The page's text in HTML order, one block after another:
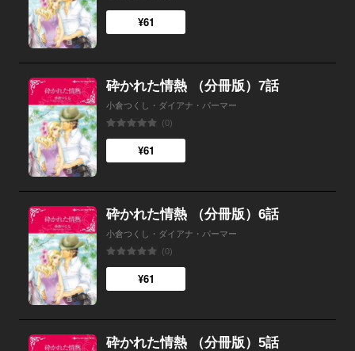
¥61
砕かれた情熱 （分冊版）7話
小倉つくし・ダイアナ・パーマー
(0)
¥61
砕かれた情熱 （分冊版）6話
小倉つくし・ダイアナ・パーマー
(0)
¥61
砕かれた情熱 （分冊版）5話